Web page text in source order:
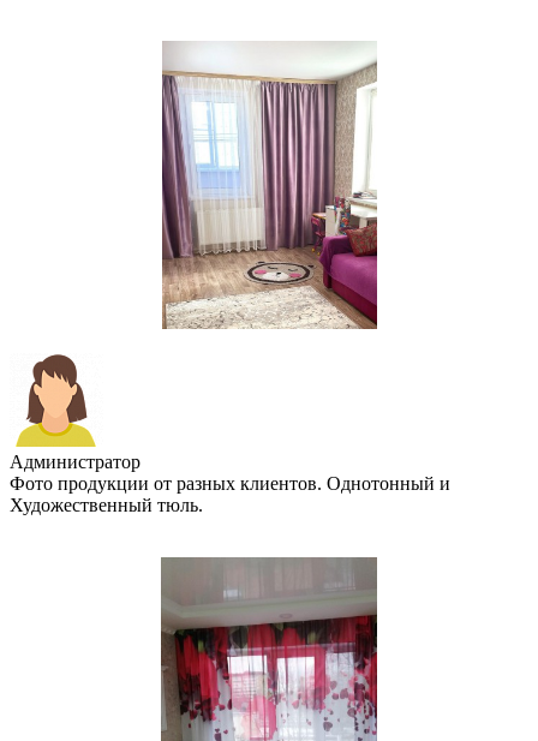
Администратор
Фото продукции от разных клиентов. Однотонный и
Художественный тюль.